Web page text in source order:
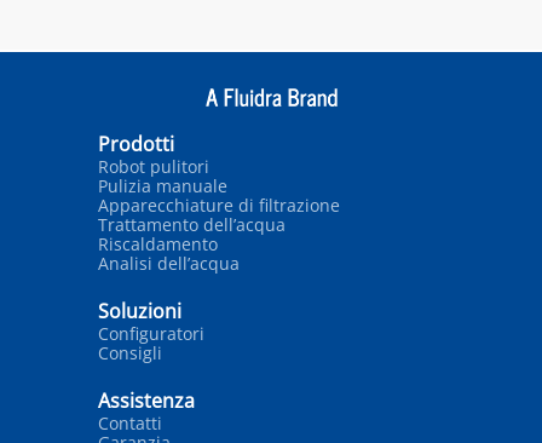
Prodotti
Robot pulitori
Pulizia manuale
Apparecchiature di filtrazione
Trattamento dell’acqua
Riscaldamento
Analisi dell’acqua
Soluzioni
Configuratori
Consigli
Assistenza
Contatti